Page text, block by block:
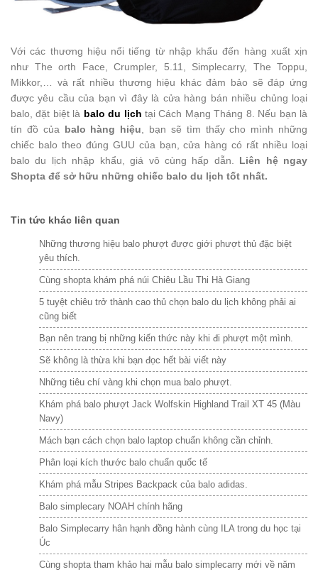
Với các thương hiệu nổi tiếng từ nhập khẩu đến hàng xuất xịn
như The orth Face, Crumpler, 5.11, Simplecarry, The Toppu,
Mikkor,… và rất nhiều thương hiệu khác đảm bảo sẽ đáp ứng
được yêu cầu của bạn vì đây là cửa hàng bán nhiều chủng loại
balo, đặt biệt là balo du lịch tại Cách Mạng Tháng 8. Nếu bạn là
tín đồ của balo hàng hiệu , bạn sẽ tìm thấy cho mình những
chiếc balo theo đúng GUU của bạn, cửa hàng có rất nhiều loại
balo du lịch nhập khẩu, giá vô cùng hấp dẫn. Liên hệ ngay
Shopta để sở hữu những chiếc balo du lịch tốt nhất.
Tin tức khác liên quan
Những thương hiệu balo phượt được giới phượt thủ đặc biệt
yêu thích.
Cùng shopta khám phá núi Chiêu Lầu Thi Hà Giang
5 tuyệt chiêu trở thành cao thủ chọn balo du lịch không phải ai
cũng biết
Bạn nên trang bị những kiến thức này khi đi phượt một mình.
Sẽ không là thừa khi bạn đọc hết bài viết này
Những tiêu chí vàng khi chọn mua balo phượt.
Khám phá balo phượt Jack Wolfskin Highland Trail XT 45 (Màu
Navy)
Mách bạn cách chọn balo laptop chuẩn không cần chỉnh.
Phân loại kích thước balo chuẩn quốc tế
Khám phá mẫu Stripes Backpack của balo adidas.
Balo simplecary NOAH chính hãng
Balo Simplecarry hân hạnh đồng hành cùng ILA trong du học tại
Úc
Cùng shopta tham khảo hai mẫu balo simplecarry mới về năm